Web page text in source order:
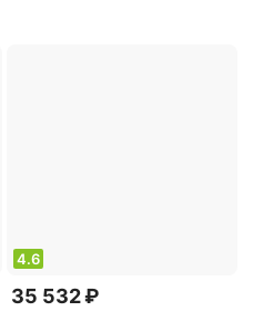
4.6
35 532 ₽